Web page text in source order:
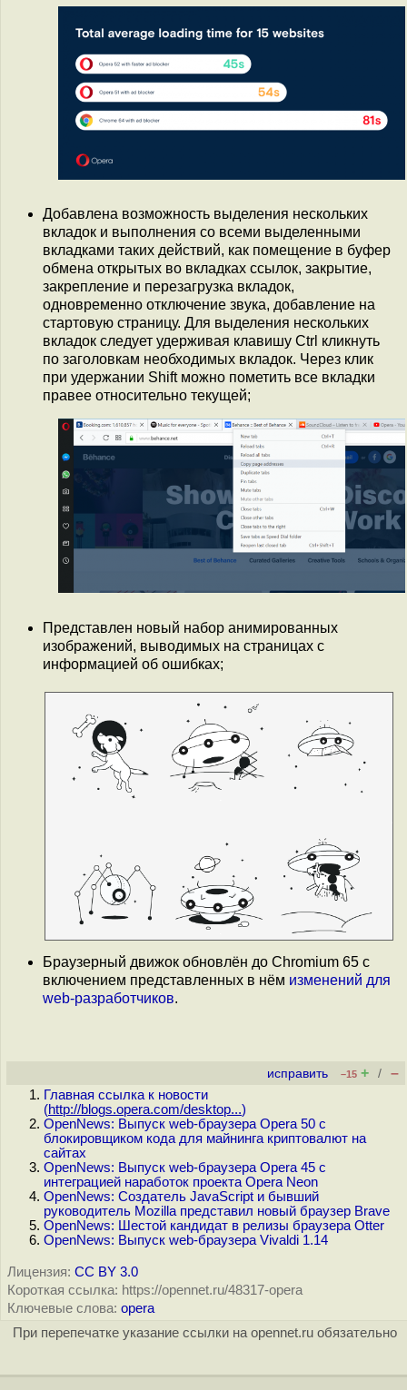
Добавлена возможность выделения нескольких
вкладок и выполнения со всеми выделенными
вкладками таких действий, как помещение в буфер
обмена открытых во вкладках ссылок, закрытие,
закрепление и перезагрузка вкладок,
одновременно отключение звука, добавление на
стартовую страницу. Для выделения нескольких
вкладок следует удерживая клавишу Ctrl кликнуть
по заголовкам необходимых вкладок. Через клик
при удержании Shift можно пометить все вкладки
правее относительно текущей;
Представлен новый набор анимированных
изображений, выводимых на страницах с
информацией об ошибках;
Браузерный движок обновлён до Chromium 65 с
включением представленных в нём изменений для
web-разработчиков.
исправить –15 + / –
Главная ссылка к новости
(http://blogs.opera.com/desktop...)
OpenNews: Выпуск web-браузера Opera 50 с
блокировщиком кода для майнинга криптовалют на
сайтах
OpenNews: Выпуск web-браузера Opera 45 с
интеграцией наработок проекта Opera Neon
OpenNews: Создатель JavaScript и бывший
руководитель Mozilla представил новый браузер Brave
OpenNews: Шестой кандидат в релизы браузера Otter
OpenNews: Выпуск web-браузера Vivaldi 1.14
Лицензия: CC BY 3.0
Короткая ссылка: https://opennet.ru/48317-opera
Ключевые слова: opera
При перепечатке указание ссылки на opennet.ru обязательно